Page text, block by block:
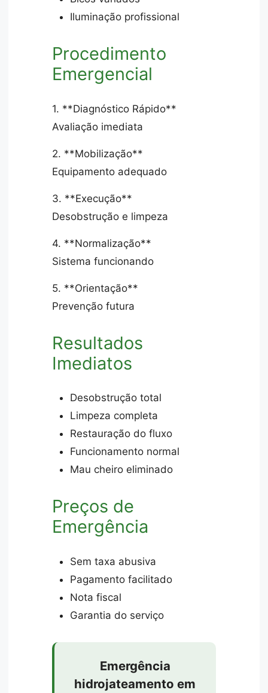
Iluminação profissional
Procedimento
Emergencial
1. **Diagnóstico Rápido**
Avaliação imediata
2. **Mobilização**
Equipamento adequado
3. **Execução**
Desobstrução e limpeza
4. **Normalização**
Sistema funcionando
5. **Orientação**
Prevenção futura
Resultados
Imediatos
Desobstrução total
Limpeza completa
Restauração do fluxo
Funcionamento normal
Mau cheiro eliminado
Preços de
Emergência
Sem taxa abusiva
Pagamento facilitado
Nota fiscal
Garantia do serviço
Emergência
hidrojateamento em